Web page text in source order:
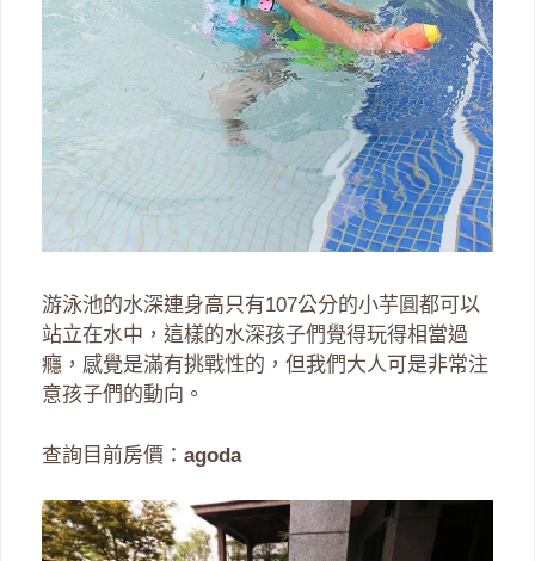
游泳池的水深連身高只有107公分的小芋圓都可以
站立在水中，這樣的水深孩子們覺得玩得相當過
癮，感覺是滿有挑戰性的，但我們大人可是非常注
意孩子們的動向。
查詢目前房價： agoda